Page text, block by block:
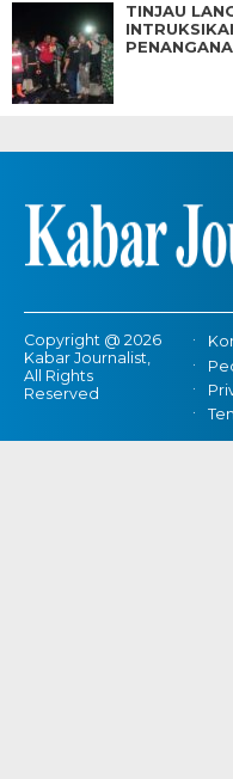
TINJAU
Copyright @ 2026
Kabar Journalist,
All Rights
Reserved